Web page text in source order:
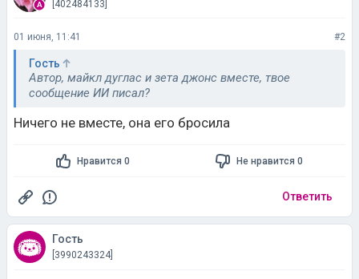
[402484133]
01 июня, 11:41 #2
Гость
Автор, майкл дуглас и зета джонс вместе, твое
сообщение ИИ писал?
Ничего не вместе, она его бросила
Нравится 0 Не нравится 0
Ответить
Гость
[3990243324]